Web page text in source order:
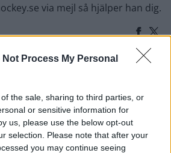
Not Process My Personal
the sale, sharing to third parties, or
or sensitive information for
us, please use the below opt-out
selection. Please note that after your
you may continue seeing
via mejl så hjälper han dig.